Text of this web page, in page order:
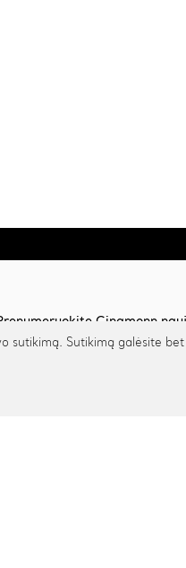
Cinamonn
sutikimą. Sutikimą galėsite